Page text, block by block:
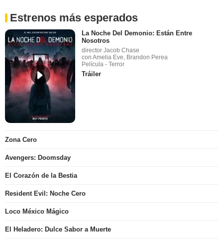
Estrenos más esperados
La Noche Del Demonio: Están Entre
Nosotros
director Jacob Chase
con Amelia Eve, Brandon Perea
Película - Terror
Tráiler
Zona Cero
Avengers: Doomsday
El Corazón de la Bestia
Resident Evil: Noche Cero
Loco México Mágico
El Heladero: Dulce Sabor a Muerte